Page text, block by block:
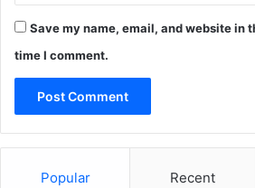
Save my name, email, and website in
time I comment.
Popular Recent